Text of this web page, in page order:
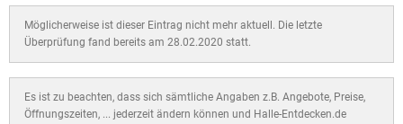
Möglicherweise ist dieser Eintrag nicht mehr aktuell. Die letzte
Überprüfung fand bereits am 28.02.2020 statt.
Es ist zu beachten, dass sich sämtliche Angaben z.B. Angebote, Preise,
Öffnungszeiten, ... jederzeit ändern können und Halle-Entdecken.de